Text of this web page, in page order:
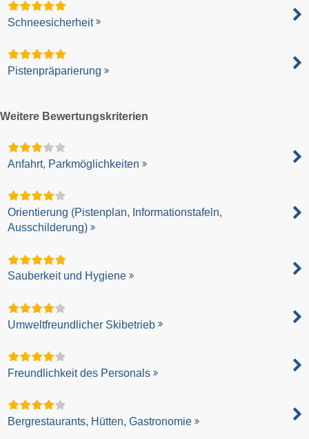
Schneesicherheit
Pistenpräparierung
Weitere Bewertungskriterien
Anfahrt, Parkmöglichkeiten
Orientierung (Pistenplan, Informationstafeln,
Ausschilderung)
Sauberkeit und Hygiene
Umweltfreundlicher Skibetrieb
Freundlichkeit des Personals
Bergrestaurants, Hütten, Gastronomie